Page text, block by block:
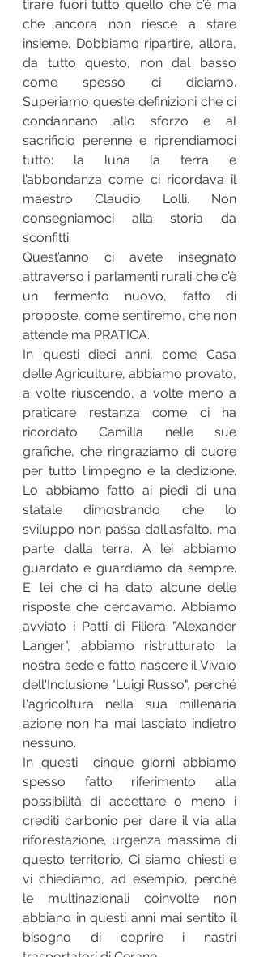
tirare fuori tutto quello che c’è ma
che ancora non riesce a stare
insieme. Dobbiamo ripartire, allora,
da tutto questo, non dal basso
come spesso ci diciamo.
Superiamo queste definizioni che ci
condannano allo sforzo e al
sacrificio perenne e riprendiamoci
tutto: la luna la terra e
l’abbondanza come ci ricordava il
maestro Claudio Lolli. Non
consegniamoci alla storia da
sconfitti.
Quest’anno ci avete insegnato
attraverso i parlamenti rurali che c’è
un fermento nuovo, fatto di
proposte, come sentiremo, che non
attende ma PRATICA.
In questi dieci anni, come Casa
delle Agriculture, abbiamo provato,
a volte riuscendo, a volte meno a
praticare restanza come ci ha
ricordato Camilla nelle sue
grafiche, che ringraziamo di cuore
per tutto l'impegno e la dedizione.
Lo abbiamo fatto ai piedi di una
statale dimostrando che lo
sviluppo non passa dall'asfalto, ma
parte dalla terra. A lei abbiamo
guardato e guardiamo da sempre.
E' lei che ci ha dato alcune delle
risposte che cercavamo. Abbiamo
avviato i Patti di Filiera "Alexander
Langer", abbiamo ristrutturato la
nostra sede e fatto nascere il Vivaio
dell'Inclusione "Luigi Russo", perché
l'agricoltura nella sua millenaria
azione non ha mai lasciato indietro
nessuno.
In questi  cinque giorni abbiamo
spesso fatto riferimento alla
possibilità di accettare o meno i
crediti carbonio per dare il via alla
riforestazione, urgenza massima di
questo territorio. Ci siamo chiesti e
vi chiediamo, ad esempio, perché
le multinazionali coinvolte non
abbiano in questi anni mai sentito il
bisogno di coprire i nastri